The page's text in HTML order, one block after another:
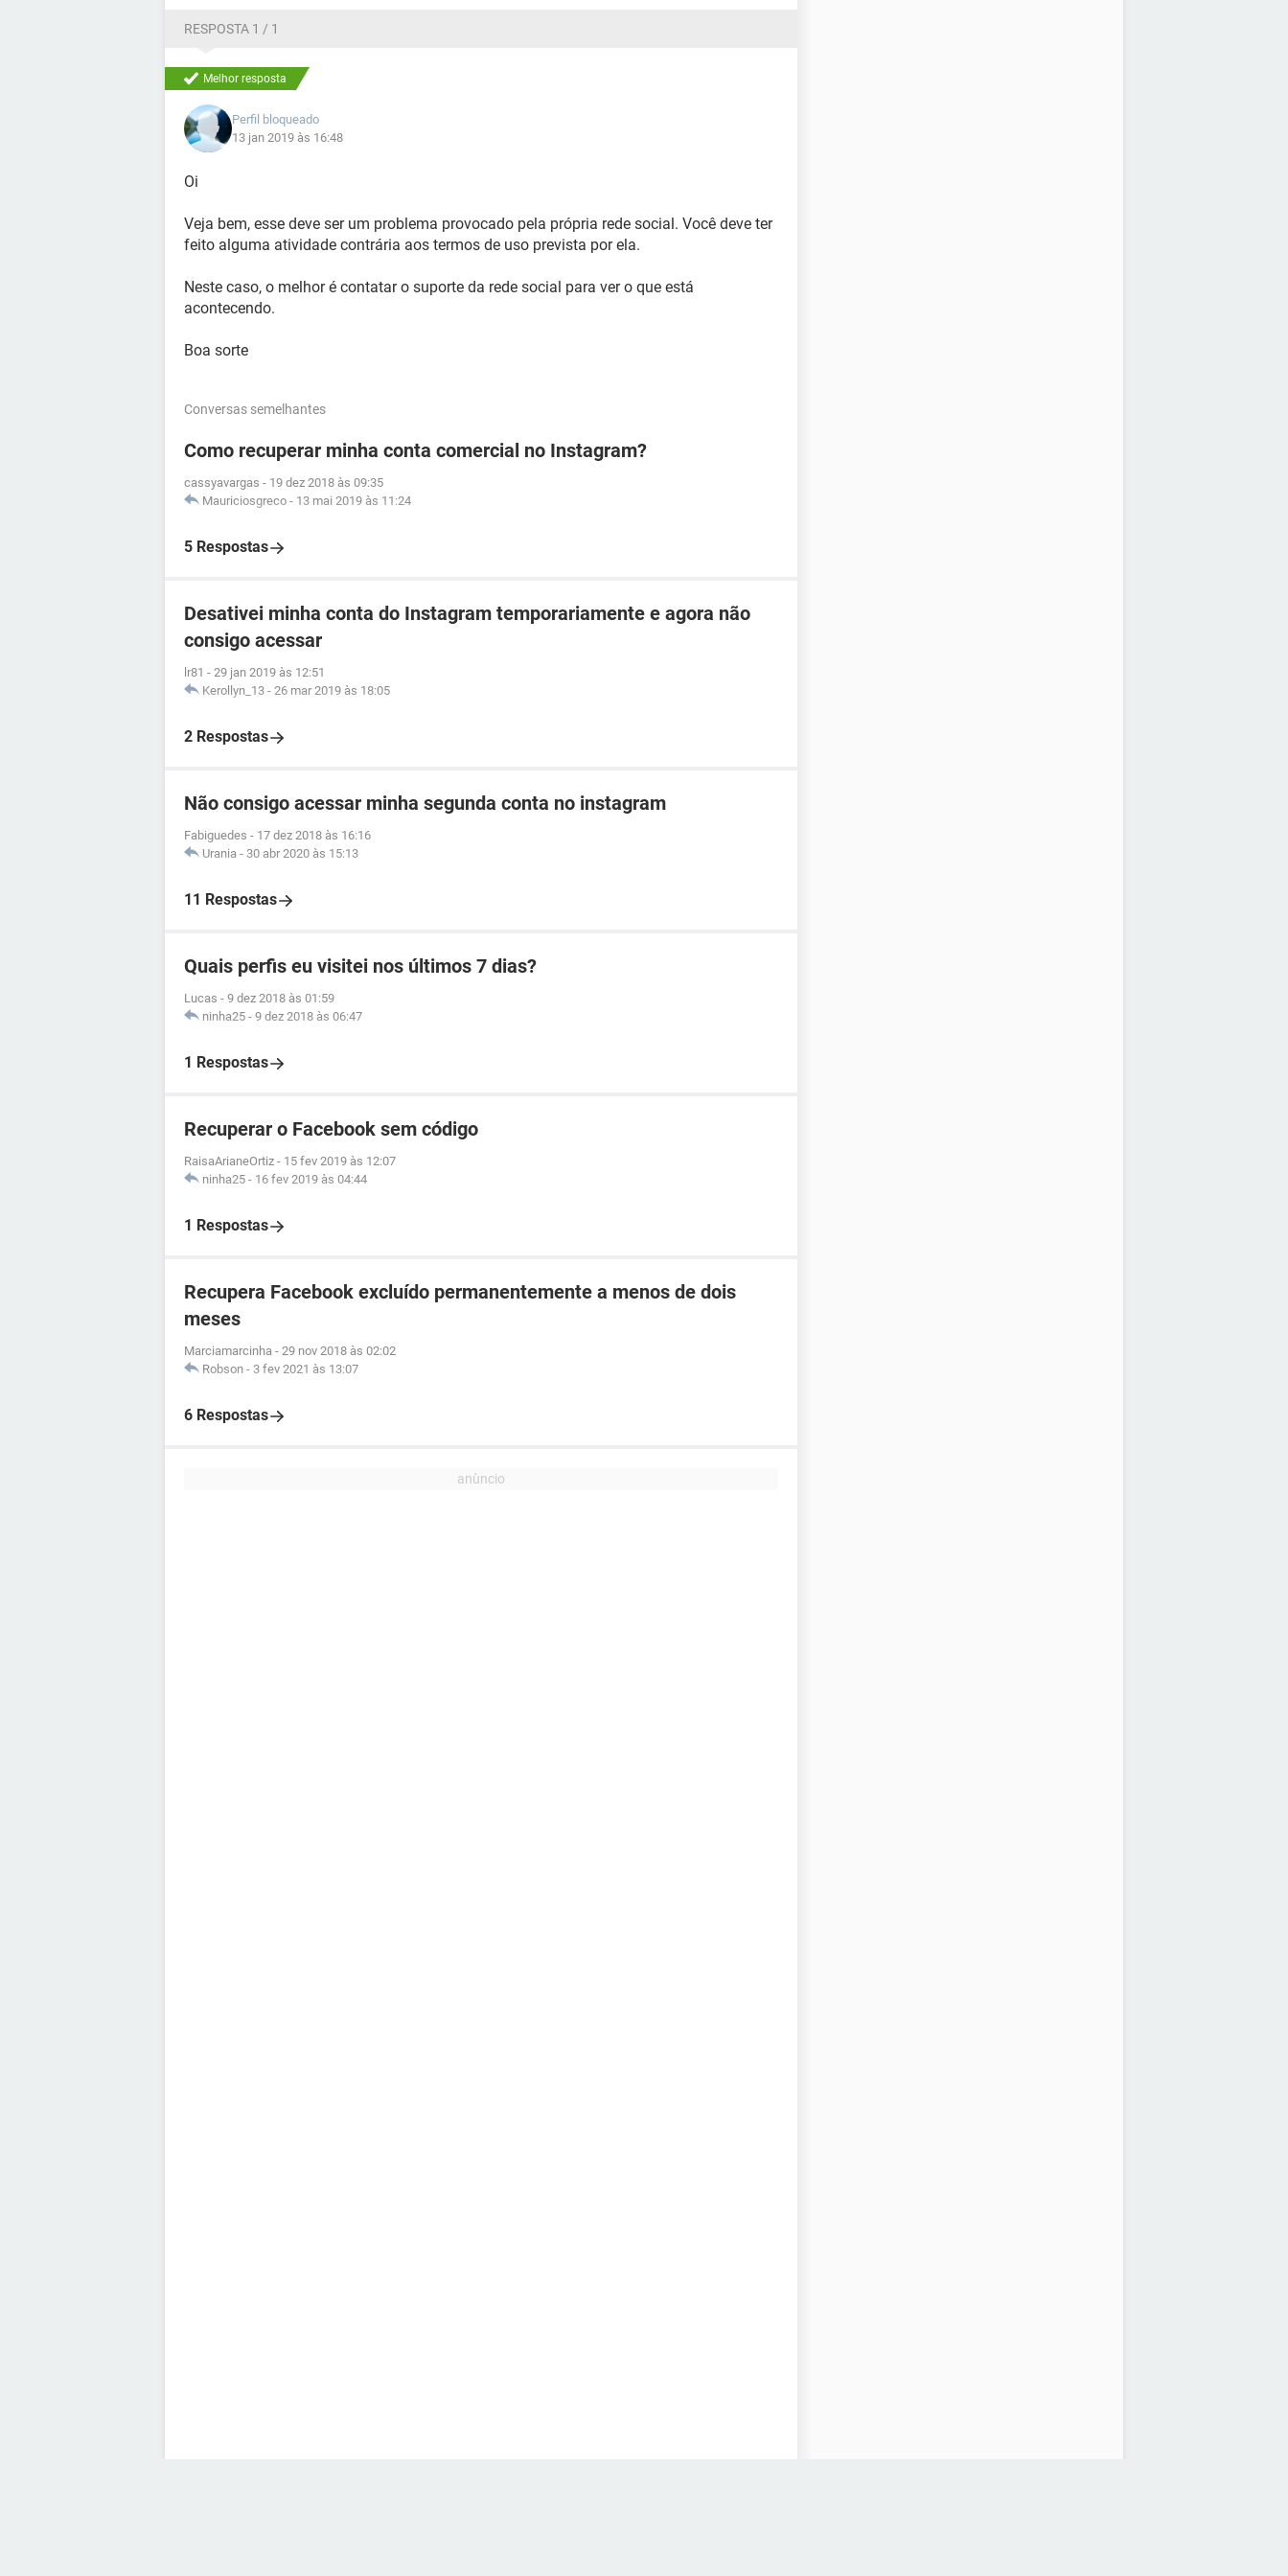
RESPOSTA 1 / 1
Melhor resposta
Perfil bloqueado
13 jan 2019 às 16:48
Oi
Veja bem, esse deve ser um problema provocado pela própria rede social. Você deve ter
feito alguma atividade contrária aos termos de uso prevista por ela.
Neste caso, o melhor é contatar o suporte da rede social para ver o que está
acontecendo.
Boa sorte
Conversas semelhantes
Como recuperar minha conta comercial no Instagram?
cassyavargas - 19 dez 2018 às 09:35
Mauriciosgreco - 13 mai 2019 às 11:24
5 Respostas
Desativei minha conta do Instagram temporariamente e agora não
consigo acessar
lr81 - 29 jan 2019 às 12:51
Kerollyn_13 - 26 mar 2019 às 18:05
2 Respostas
Não consigo acessar minha segunda conta no instagram
Fabiguedes - 17 dez 2018 às 16:16
Urania - 30 abr 2020 às 15:13
11 Respostas
Quais perfis eu visitei nos últimos 7 dias?
Lucas - 9 dez 2018 às 01:59
ninha25 - 9 dez 2018 às 06:47
1 Respostas
Recuperar o Facebook sem código
RaisaArianeOrtiz - 15 fev 2019 às 12:07
ninha25 - 16 fev 2019 às 04:44
1 Respostas
Recupera Facebook excluído permanentemente a menos de dois
meses
Marciamarcinha - 29 nov 2018 às 02:02
Robson - 3 fev 2021 às 13:07
6 Respostas